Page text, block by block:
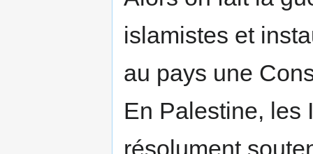
islamistes et
au pays une
En Palestine, les
résolument